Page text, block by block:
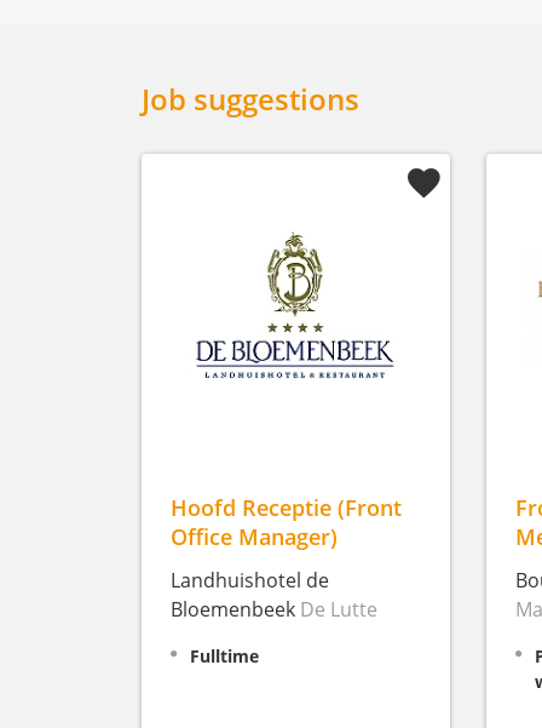
Job suggestions
Hoofd Receptie (Front
Office Manager)
Landhuishotel de
Bloemenbeek De Lutte
Fulltime